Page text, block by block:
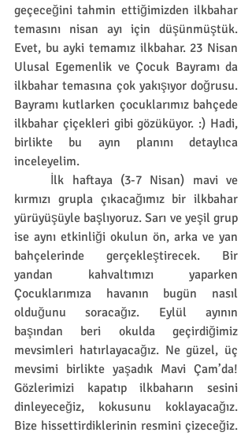
geçeceğini tahmin ettiğimizden ilkbahar
temasını nisan ayı için düşünmüştük.
Evet, bu ayki temamız ilkbahar. 23 Nisan
Ulusal Egemenlik ve Çocuk Bayramı da
ilkbahar temasına çok yakışıyor doğrusu.
Bayramı kutlarken çocuklarımız bahçede
ilkbahar çiçekleri gibi gözüküyor. :) Hadi,
birlikte bu ayın planını detaylıca
inceleyelim.
kırmızı grupla çıkacağımız bir ilkbahar
yürüyüşüyle başlıyoruz. Sarı ve yeşil grup
ise aynı etkinliği okulun ön, arka ve yan
bahçelerinde gerçekleştirecek. Bir
yandan kahvaltımızı yaparken
Çocuklarımıza havanın bugün nasıl
olduğunu soracağız. Eylül ayının
başından beri okulda geçirdiğimiz
mevsimleri hatırlayacağız. Ne güzel, üç
mevsimi birlikte yaşadık Mavi Çam’da!
Gözlerimizi kapatıp ilkbaharın sesini
dinleyeceğiz, kokusunu koklayacağız.
Bize hissettirdiklerinin resmini çizeceğiz.